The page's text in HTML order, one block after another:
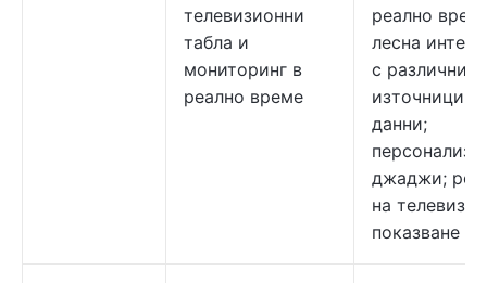
телевизионни
табла и
мониторинг в
реално време
реално
лесна
с различни
източници
данни;
джаджи;
на
показване